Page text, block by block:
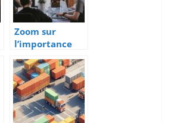
Zoom sur
l’importance
du manager de
transition dans
une entreprise